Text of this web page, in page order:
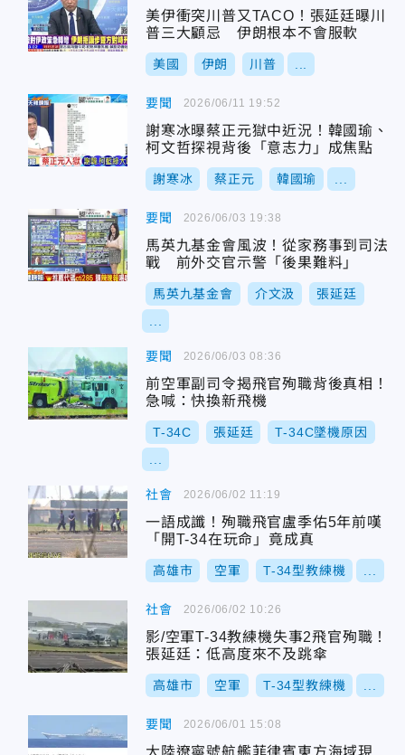
美伊衝突川普又TACO！張延廷曝川
普三大顧忌 伊朗根本不會服軟
美國 伊朗 川普
要聞
謝寒冰曝蔡正元獄中近況！韓國瑜、
柯文哲探視背後「意志力」成焦點
謝寒冰 蔡正元 韓國瑜
2026/06/11 19:52
要聞
馬英九基金會風波！從家務事到司法
戰 前外交官示警「後果難料」
馬英九基金會 介文汲 張延廷
2026/06/03 19:38
要聞
前空軍副司令揭飛官殉職背後真相！
急喊：快換新飛機
T-34C 張延廷 T-34C墜機原因
2026/06/03 08:36
社會
一語成讖！殉職飛官盧季佑5年前嘆
「開T-34在玩命」竟成真
高雄市 空軍 T-34型教練機
2026/06/02 11:19
社會
影/空軍T-34教練機失事2飛官殉職！
張延廷：低高度來不及跳傘
高雄市 空軍 T-34型教練機
2026/06/02 10:26
要聞
大陸遼寧號航艦菲律賓東方海域現
2026/06/01 15:08